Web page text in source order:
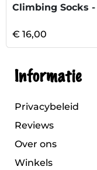
Climbing Socks
€ 16,00
Informatie
Privacybeleid
Reviews
Over ons
Winkels